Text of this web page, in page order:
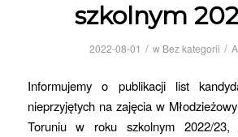
szkolnym
2022-08-01 / w Bez kategorii /
Informujemy o publikacji list
nieprzyjętych na zajęcia w
Toruniu w roku szkolnym 2022/